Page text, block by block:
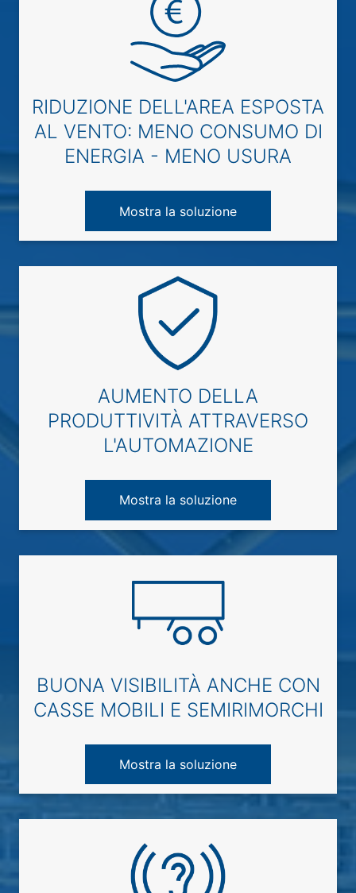
RIDUZIONE DELL'AREA ESPOSTA
AL VENTO: MENO CONSUMO DI
ENERGIA - MENO USURA
Mostra la soluzione
AUMENTO DELLA
PRODUTTIVITÀ ATTRAVERSO
L'AUTOMAZIONE
Mostra la soluzione
BUONA VISIBILITÀ ANCHE CON
CASSE MOBILI E SEMIRIMORCHI
Mostra la soluzione